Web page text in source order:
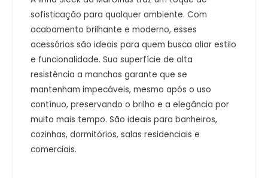
sofisticação para qualquer ambiente. Com
acabamento brilhante e moderno, esses
acessórios são ideais para quem busca aliar estilo
e funcionalidade. Sua superfície de alta
resistência a manchas garante que se
mantenham impecáveis, mesmo após o uso
contínuo, preservando o brilho e a elegância por
muito mais tempo. São ideais para banheiros,
cozinhas, dormitórios, salas residenciais e
comerciais.